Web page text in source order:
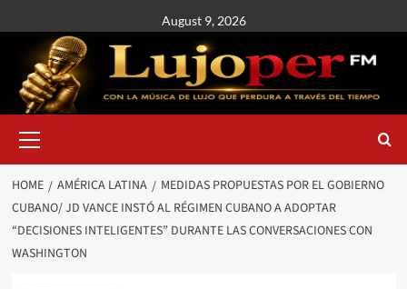
August 9, 2026
HOME AMÉRICA LATINA
MEDIDAS PROPUESTAS POR EL GOBIERNO
CUBANO/ JD VANCE INSTÓ AL RÉGIMEN CUBANO A ADOPTAR
“DECISIONES INTELIGENTES” DURANTE LAS CONVERSACIONES CON
WASHINGTON